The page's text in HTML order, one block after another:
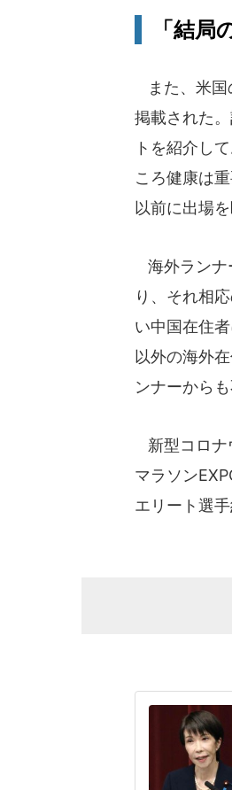
「結局
また、米国
掲載された
トを紹介し
ころ健康は
以前に出場
海外ランナ
り、それ相
い中国在住
以外の海外
ンナーから
新型コロナ
マラソン
エリート選